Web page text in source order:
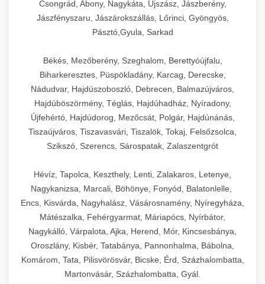
Csongrád, Abony, Nagykáta, Újszász, Jászberény,
Jászfényszaru, Jászárokszállás, Lőrinci, Gyöngyös,
Pásztó,Gyula, Sarkad
Békés, Mezőberény, Szeghalom, Berettyóújfalu,
Biharkeresztes, Püspökladány, Karcag, Derecske,
Nádudvar, Hajdúszoboszló, Debrecen, Balmazújváros,
Hajdúböszörmény, Téglás, Hajdúhadház, Nyíradony,
Újfehértó, Hajdúdorog, Mezőcsát, Polgár, Hajdúnánás,
Tiszaújváros, Tiszavasvári, Tiszalök, Tokaj, Felsőzsolca,
Szikszó, Szerencs, Sárospatak, Zalaszentgrót
Hévíz, Tapolca, Keszthely, Lenti, Zalakaros, Letenye,
Nagykanizsa, Marcali, Böhönye, Fonyód, Balatonlelle,
Encs, Kisvárda, Nagyhalász, Vásárosnamény, Nyíregyháza,
Mátészalka, Fehérgyarmat, Máriapócs, Nyírbátor,
Nagykálló, Várpalota, Ajka, Herend, Mór, Kincsesbánya,
Oroszlány, Kisbér, Tatabánya, Pannonhalma, Bábolna,
Komárom, Tata, Pilisvörösvár, Bicske, Érd, Százhalombatta,
Martonvásár, Százhalombatta, Gyál.